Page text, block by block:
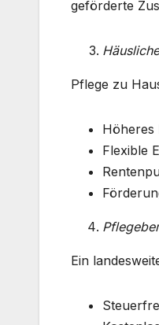
geförderte
Pflege zu
Höheres
Flexible
Ein